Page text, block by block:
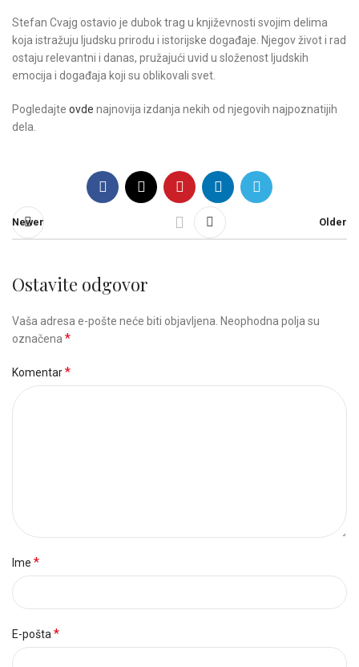
Stefan Cvajg ostavio je dubok trag u književnosti svojim delima
koja istražuju ljudsku prirodu i istorijske događaje. Njegov život i rad
ostaju relevantni i danas, pružajući uvid u složenost ljudskih
emocija i događaja koji su oblikovali svet.
Pogledajte ovde najnovija izdanja nekih od njegovih najpoznatijih
dela.
Newer Older
Ostavite odgovor
Vaša adresa e-pošte neće biti objavljena. Neophodna polja su
označena *
Komentar*
Ime *
E-pošta*